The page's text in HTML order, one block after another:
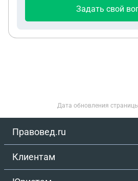
Задать свой
Дата обновления страницы
Правовед.ru
Клиентам